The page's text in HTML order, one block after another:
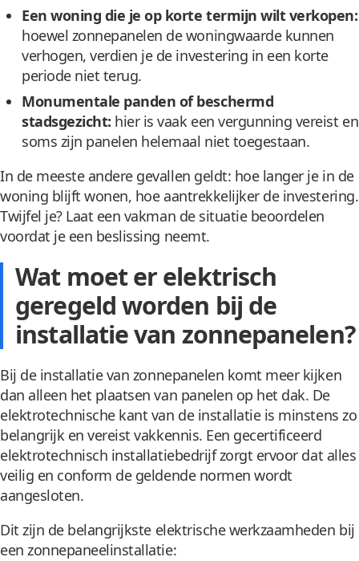
Een woning die je op korte termijn wilt verkopen:
hoewel zonnepanelen de woningwaarde kunnen
verhogen, verdien je de investering in een korte
periode niet terug.
Monumentale panden of beschermd
stadsgezicht: hier is vaak een vergunning vereist en
soms zijn panelen helemaal niet toegestaan.
In de meeste andere gevallen geldt: hoe langer je in de
woning blijft wonen, hoe aantrekkelijker de investering.
Twijfel je? Laat een vakman de situatie beoordelen
voordat je een beslissing neemt.
Wat moet er elektrisch
geregeld worden bij de
installatie van zonnepanelen?
Bij de installatie van zonnepanelen komt meer kijken
dan alleen het plaatsen van panelen op het dak. De
elektrotechnische kant van de installatie is minstens zo
belangrijk en vereist vakkennis. Een gecertificeerd
elektrotechnisch installatiebedrijf zorgt ervoor dat alles
veilig en conform de geldende normen wordt
aangesloten.
Dit zijn de belangrijkste elektrische werkzaamheden bij
een zonnepaneelinstallatie: